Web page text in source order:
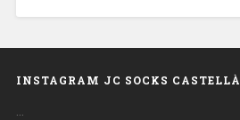
INSTAGRAM JC SOCKS CASTELLÀ
…